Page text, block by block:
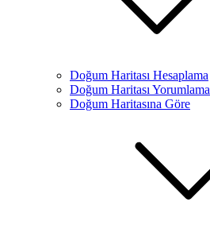
Doğum Haritası Hesaplama
Doğum Haritası Yorumlama
Doğum Haritasına Göre